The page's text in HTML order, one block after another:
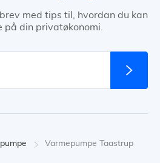
med tips til, hvordan du kan
på din privatøkonomi.
Varmepumpe Taastrup